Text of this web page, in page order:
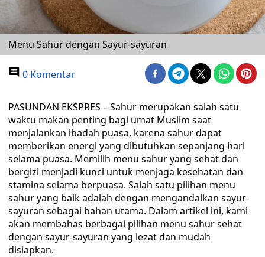
Menu Sahur dengan Sayur-sayuran
0 Komentar
PASUNDAN EKSPRES – Sahur merupakan salah satu
waktu makan penting bagi umat Muslim saat
menjalankan ibadah puasa, karena sahur dapat
memberikan energi yang dibutuhkan sepanjang hari
selama puasa. Memilih menu sahur yang sehat dan
bergizi menjadi kunci untuk menjaga kesehatan dan
stamina selama berpuasa. Salah satu pilihan menu
sahur yang baik adalah dengan mengandalkan sayur-
sayuran sebagai bahan utama. Dalam artikel ini, kami
akan membahas berbagai pilihan menu sahur sehat
dengan sayur-sayuran yang lezat dan mudah
disiapkan.